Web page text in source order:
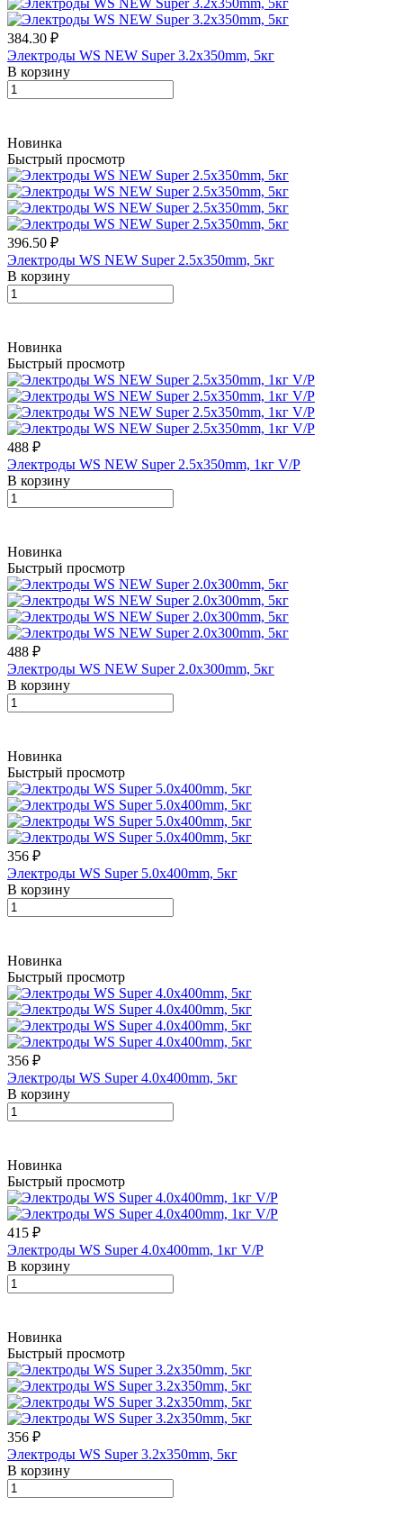
384.30 ₽
Электроды WS NEW Super 3.2х350mm, 5кг
В корзину
Новинка
Быстрый просмотр
396.50 ₽
Электроды WS NEW Super 2.5х350mm, 5кг
В корзину
Новинка
Быстрый просмотр
488 ₽
Электроды WS NEW Super 2.5х350mm, 1кг V/P
В корзину
Новинка
Быстрый просмотр
488 ₽
Электроды WS NEW Super 2.0х300mm, 5кг
В корзину
Новинка
Быстрый просмотр
356 ₽
Электроды WS Super 5.0х400mm, 5кг
В корзину
Новинка
Быстрый просмотр
356 ₽
Электроды WS Super 4.0х400mm, 5кг
В корзину
Новинка
Быстрый просмотр
415 ₽
Электроды WS Super 4.0х400mm, 1кг V/P
В корзину
Новинка
Быстрый просмотр
356 ₽
Электроды WS Super 3.2х350mm, 5кг
В корзину